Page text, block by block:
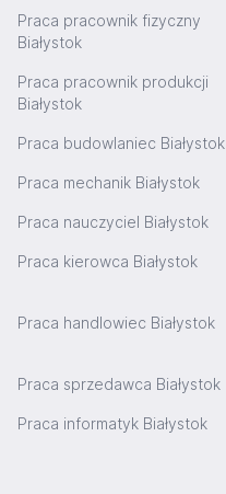
Praca pracownik fizyczny
Białystok
Praca pracownik produkcji
Białystok
Praca budowlaniec Białystok
Praca mechanik Białystok
Praca nauczyciel Białystok
Praca kierowca Białystok
Praca handlowiec Białystok
Praca sprzedawca Białystok
Praca informatyk Białystok